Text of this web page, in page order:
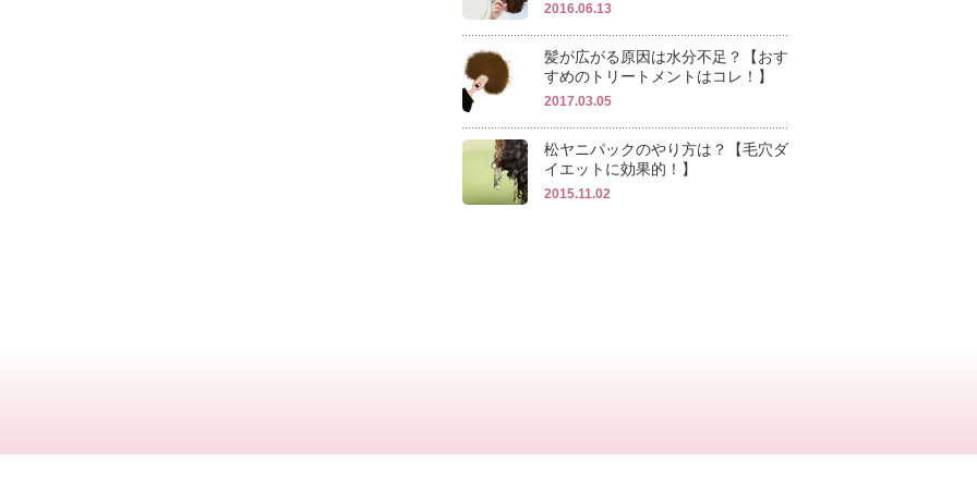
2016.06.13
髪が広がる原因は水分不足？【おす
すめのトリートメントはコレ！】
2017.03.05
松ヤニパックのやり方は？【毛穴ダ
イエットに効果的！】
2015.11.02